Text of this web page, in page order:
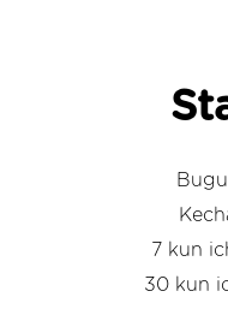
7 kun
30 kun